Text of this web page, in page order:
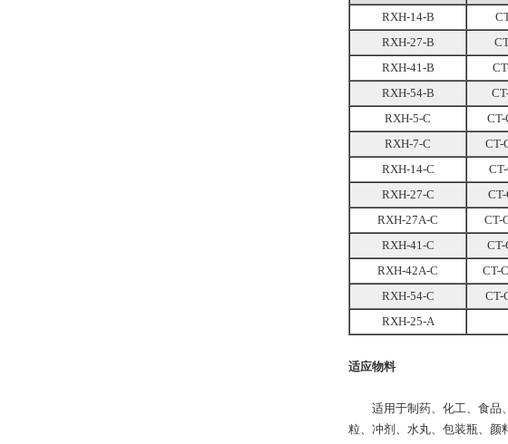
RXH-14-B
RXH-27-B
RXH-41-B
RXH-54-B
RXH-5-C
CT-
RXH-7-C
CT-
RXH-14-C
CT-
RXH-27-C
RXH-27A-C
CT-
RXH-41-C
RXH-42A-C
CT-
RXH-54-C
RXH-25-A
适应物料
适用于制药、化工、食品、
粒、冲剂、水丸、包装瓶、颜